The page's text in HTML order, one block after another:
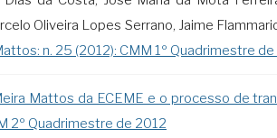
Oliveira Lopes Serrano, Jaime
n. 25 (2012): CMM 1º Quadrimestre
Mattos da ECEME e o processo de
2º Quadrimestre de 2012